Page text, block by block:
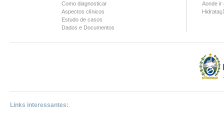
Como diagnosticar
Aspectos clínicos
Estudo de casos
Dados e Documentos
Aonde ir
Links interessantes: